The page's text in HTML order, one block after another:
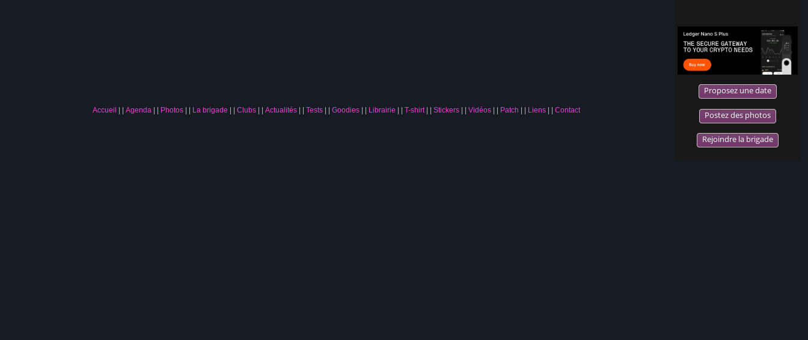
Proposez une date
Postez des photos
Rejoindre la brigade
Accueil | Agenda | Photos | La brigade | Clubs | Actualités | Tests | Goodies | Librairie | T-shirt | Stickers | Vidéos | Patch | Liens | Contact